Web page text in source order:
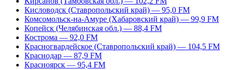
Кисловодск (Ставропольский край) — 95,0 FM
Комсомольск-на-Амуре (Хабаровский край) — 99,9 FM
Копейск (Челябинская обл.) — 88,4 FM
Кострома — 92,0 FM
Красногвардейское (Ставропольский край) — 104,5 FM
Краснодар — 87,9 FM
Красноярск — 95,4 FM